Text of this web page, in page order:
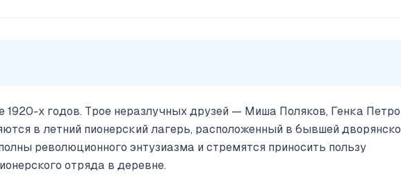
1920-х годов. Трое неразлучных друзей — Миша Поляков, Генка
в летний пионерский лагерь, расположенный в бывшей
революционного энтузиазма и стремятся приносить пользу
отряда в деревне.